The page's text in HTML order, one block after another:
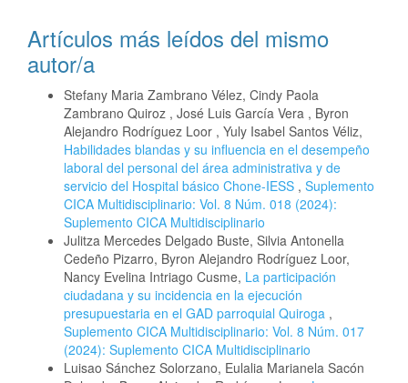
Artículos más leídos del mismo
autor/a
Stefany Maria Zambrano Vélez, Cindy Paola
Zambrano Quiroz , José Luis García Vera , Byron
Alejandro Rodríguez Loor , Yuly Isabel Santos Véliz,
Habilidades blandas y su influencia en el desempeño
laboral del personal del área administrativa y de
servicio del Hospital básico Chone-IESS , Suplemento
CICA Multidisciplinario: Vol. 8 Núm. 018 (2024):
Suplemento CICA Multidisciplinario
Julitza Mercedes Delgado Buste, Silvia Antonella
Cedeño Pizarro, Byron Alejandro Rodríguez Loor,
Nancy Evelina Intriago Cusme, La participación
ciudadana y su incidencia en la ejecución
presupuestaria en el GAD parroquial Quiroga ,
Suplemento CICA Multidisciplinario: Vol. 8 Núm. 017
(2024): Suplemento CICA Multidisciplinario
Luisao Sánchez Solorzano, Eulalia Marianela Sacón